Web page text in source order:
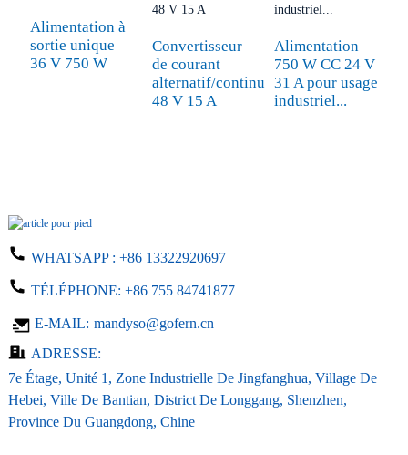
Alimentation à
sortie unique
36 V 750 W
Convertisseur
de courant
alternatif/continu
48 V 15 A
Alimentation
750 W CC 24 V
31 A pour usage
industriel...
WHATSAPP : +86 13322920697
TÉLÉPHONE: +86 755 84741877
E-MAIL: mandyso@gofern.cn
ADRESSE:
7e Étage, Unité 1, Zone Industrielle De Jingfanghua, Village De
Hebei, Ville De Bantian, District De Longgang, Shenzhen,
Province Du Guangdong, Chine